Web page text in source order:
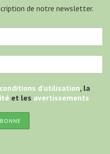
de notre newsletter.
conditions d'utilisation, la
et les avertissements